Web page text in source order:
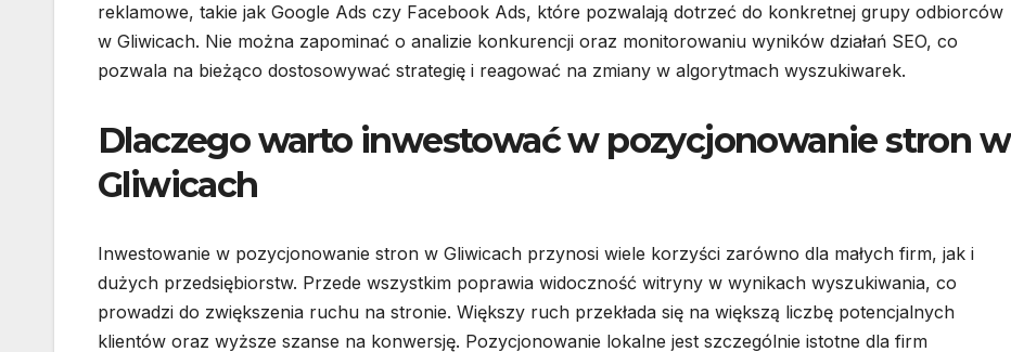
reklamowe, takie jak Google Ads czy Facebook Ads, które pozwalają dotrzeć do konkretnej grupy odbiorców
w Gliwicach. Nie można zapominać o analizie konkurencji oraz monitorowaniu wyników działań SEO, co
pozwala na bieżąco dostosowywać strategię i reagować na zmiany w algorytmach wyszukiwarek.
Dlaczego warto inwestować w pozycjonowanie stron w
Gliwicach
Inwestowanie w pozycjonowanie stron w Gliwicach przynosi wiele korzyści zarówno dla małych firm, jak i
dużych przedsiębiorstw. Przede wszystkim poprawia widoczność witryny w wynikach wyszukiwania, co
prowadzi do zwiększenia ruchu na stronie. Większy ruch przekłada się na większą liczbę potencjalnych
klientów oraz wyższe szanse na konwersję. Pozycjonowanie lokalne jest szczególnie istotne dla firm